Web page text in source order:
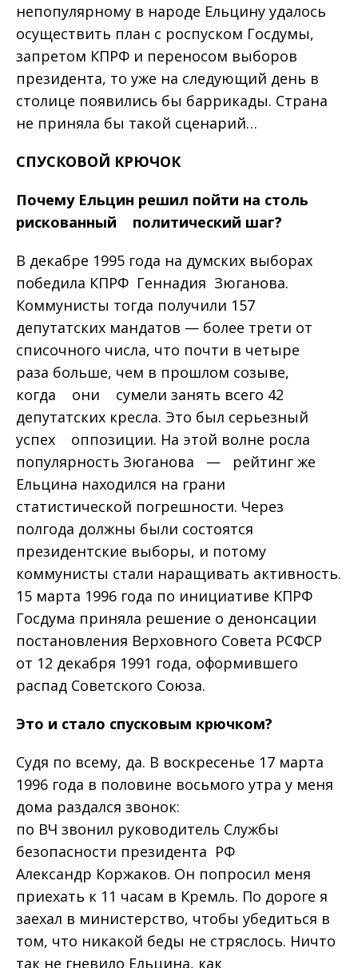
непопулярному в народе Ельцину удалось
осуществить план с роспуском Госдумы,
запретом КПРФ и переносом выборов
президента, то уже на следующий день в
столице появились бы баррикады. Страна
не приняла бы такой сценарий…
СПУСКОВОЙ КРЮЧОК
Почему Ельцин решил пойти на столь
рискованный
политический шаг?
В декабре 1995 года на думских выборах
победила КПРФ Геннадия Зюганова.
Коммунисты тогда получили 157
депутатских мандатов — более трети от
списочного числа, что почти в четыре
раза больше, чем в прошлом созыве,
когда они сумели занять всего 42
депутатских кресла. Это был серьезный
успех оппозиции. На этой волне росла
популярность Зюганова — рейтинг же
Ельцина находился на грани
статистической погрешности. Через
полгода должны были состоятся
президентские выборы, и потому
коммунисты стали наращивать активность.
15 марта 1996 года по инициативе КПРФ
Госдума приняла решение о денонсации
постановления Верховного Совета РСФСР
от 12 декабря 1991 года, оформившего
распад Советского Союза.
Это и стало спусковым крючком?
Судя по всему, да. В воскресенье 17 марта
1996 года в половине восьмого утра у меня
дома раздался звонок:
по ВЧ звонил руководитель Службы
безопасности президента РФ
Александр Коржаков. Он попросил меня
приехать к 11 часам в Кремль. По дороге я
заехал в министерство, чтобы убедиться в
том, что никакой беды не стряслось. Ничто
так не гневило Ельцина, как